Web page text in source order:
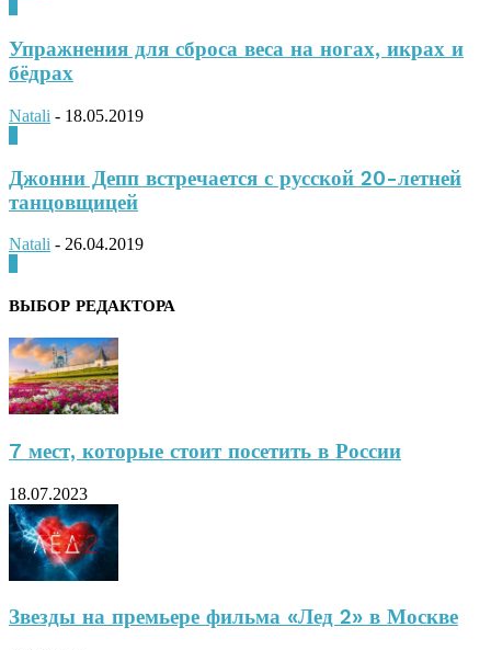
Упражнения для сброса веса на ногах, икрах и
бёдрах
Natali - 18.05.2019
Джонни Депп встречается с русской 20-летней
танцовщицей
Natali - 26.04.2019
ВЫБОР РЕДАКТОРА
7 мест, которые стоит посетить в России
18.07.2023
Звезды на премьере фильма «Лед 2» в Москве